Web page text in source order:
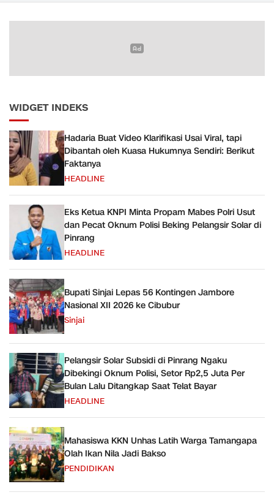
WIDGET INDEKS
Hadaria Buat Video Klarifikasi Usai Viral, tapi
Dibantah oleh Kuasa Hukumnya Sendiri: Berikut
Faktanya
HEADLINE
Eks Ketua KNPI Minta Propam Mabes Polri Usut
dan Pecat Oknum Polisi Beking Pelangsir Solar di
Pinrang
HEADLINE
Bupati Sinjai Lepas 56 Kontingen Jambore
Nasional XII 2026 ke Cibubur
Sinjai
Pelangsir Solar Subsidi di Pinrang Ngaku
Dibekingi Oknum Polisi, Setor Rp2,5 Juta Per
Bulan Lalu Ditangkap Saat Telat Bayar
HEADLINE
Mahasiswa KKN Unhas Latih Warga Tamangapa
Olah Ikan Nila Jadi Bakso
PENDIDIKAN